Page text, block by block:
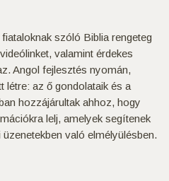
szóló Biblia rengeteg
valamint érdekes
Angol fejlesztés nyomán,
létre: az ő gondolataik és a
hozzájárultak ahhoz, hogy
lelj, amelyek segítenek
való elmélyülésben.